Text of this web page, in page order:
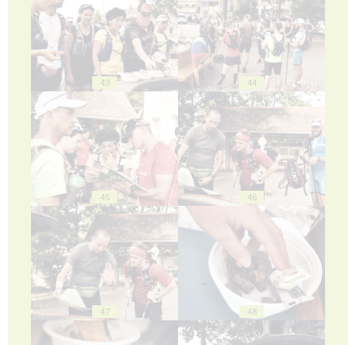
43 44
45 46
47 48